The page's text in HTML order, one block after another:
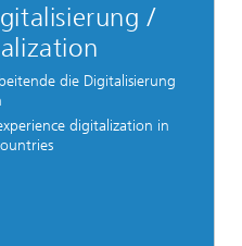
/
die Digitalisierung
digitalization in